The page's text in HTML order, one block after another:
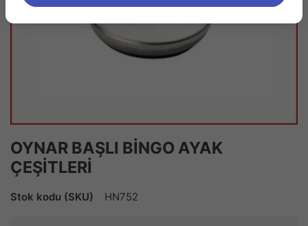
OYNAR BAŞLI BİNGO AYAK
ÇEŞİTLERİ
Stok kodu (SKU) HN752